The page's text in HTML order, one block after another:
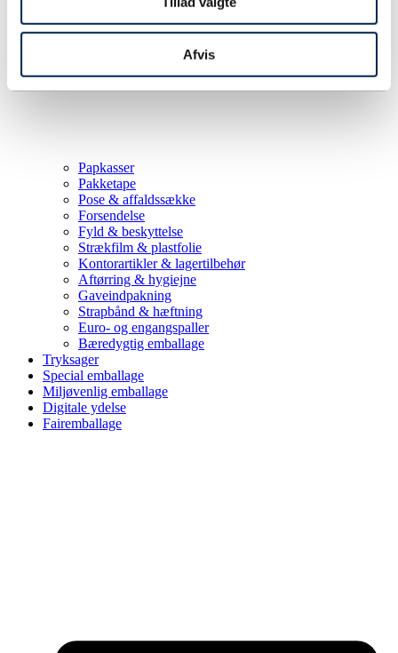
Afvis
Papkasser
Pakketape
Pose & affaldssække
Forsendelse
Fyld & beskyttelse
Strækfilm & plastfolie
Kontorartikler & lagertilbehør
Aftørring & hygiejne
Gaveindpakning
Strapbånd & hæftning
Euro- og engangspaller
Bæredygtig emballage
Tryksager
Special emballage
Miljøvenlig emballage
Digitale ydelse
Fairemballage